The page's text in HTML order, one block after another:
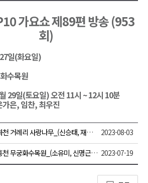
가요쇼 제89편 방송 (953
회)
일(화요일)
수목원
29일(토요일) 오전 11시 ~ 12시 10분
은, 임찬, 최우진
제90편 화천 거례리 사랑나무_(신승태, 재하, 채윤, 한봄) 2023-08-03
제88편 홍천 무궁화수목원_(소유미, 신명근, 윤태화, 이소나 ) 2023-07-19